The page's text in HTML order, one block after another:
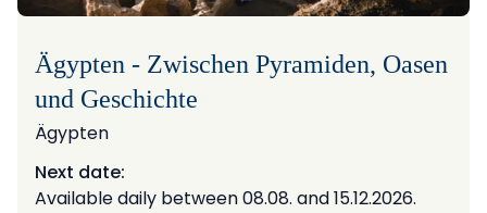
Ägypten - Zwischen Pyramiden, Oasen
und Geschichte
Ägypten
Next date:
Available daily between 08.08. and 15.12.2026.